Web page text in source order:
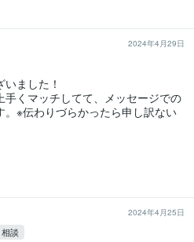
2024年4月29日
ました！
くマッチしてて、メッセージでの
※伝わりづらかったら申し訳ない
2024年4月25日
相談